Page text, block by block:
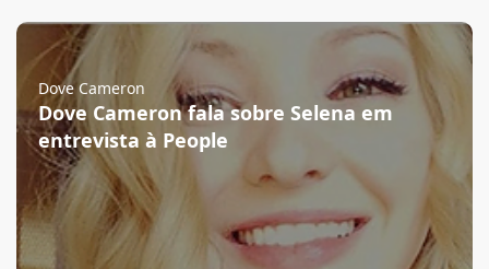
Dove Cameron
Dove Cameron fala sobre Selena em
entrevista à People